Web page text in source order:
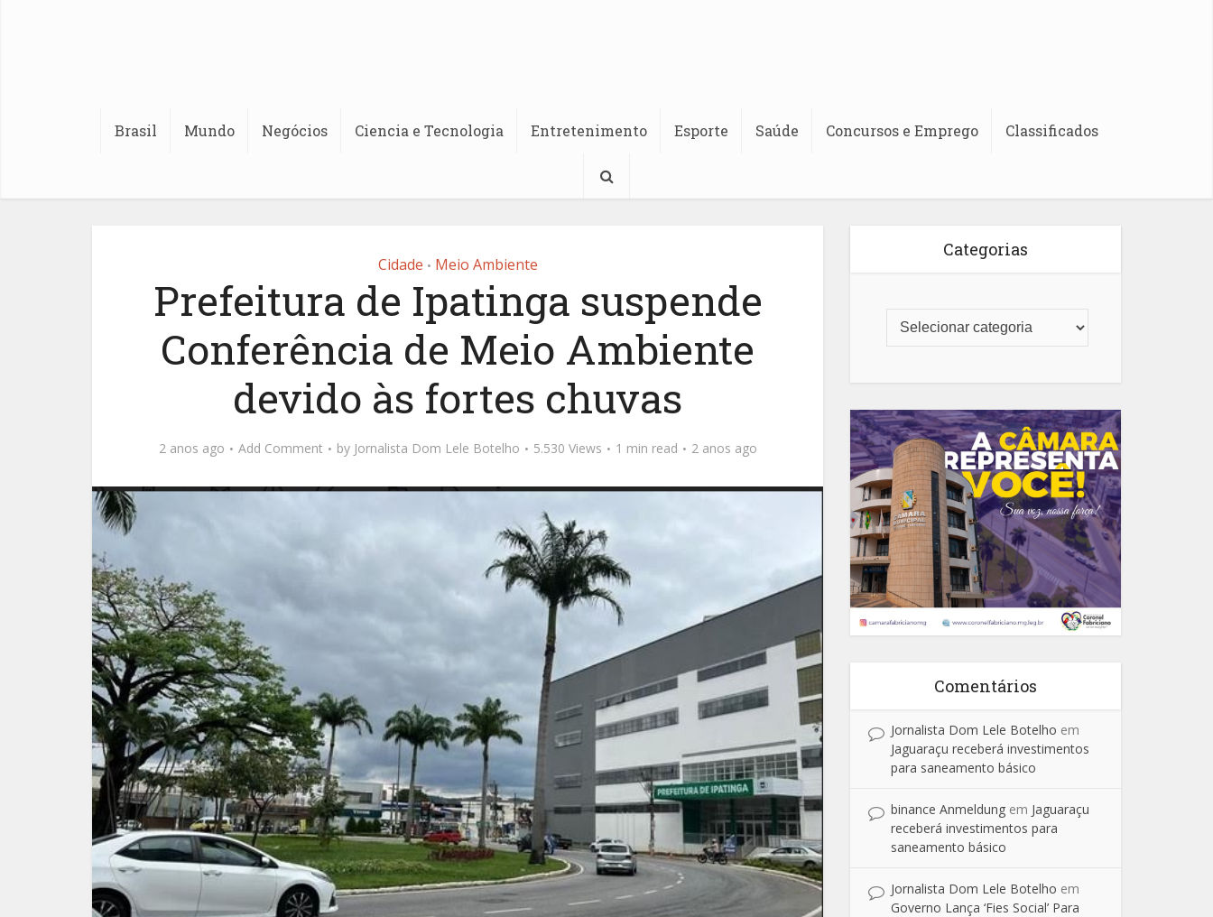
Brasil Mundo Negócios Ciencia e Tecnologia Entretenimento Esporte Saúde Concursos e Emprego Classificados
Cidade • Meio Ambiente
Prefeitura de Ipatinga suspende
Conferência de Meio Ambiente
devido às fortes chuvas
2 anos ago Add Comment by Jornalista Dom Lele Botelho 5.530 Views 1 min read 2 anos ago
Categorias
Comentários
Jornalista Dom Lele Botelho em
Jaguaraçu receberá investimentos
para saneamento básico
binance Anmeldung em Jaguaraçu
receberá investimentos para
saneamento básico
Jornalista Dom Lele Botelho em
Governo Lança ‘Fies Social’ Para